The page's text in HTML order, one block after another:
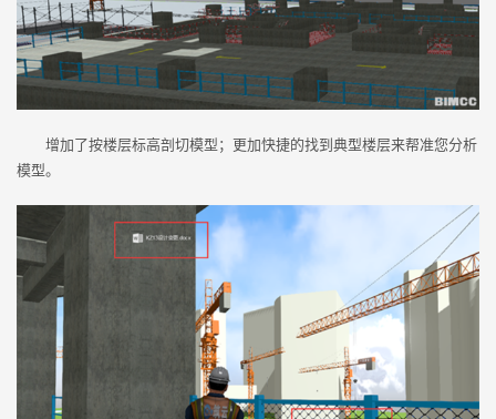
增加了按楼层标高剖切模型；更加快捷的找到典型楼层来帮准您分析
模型。